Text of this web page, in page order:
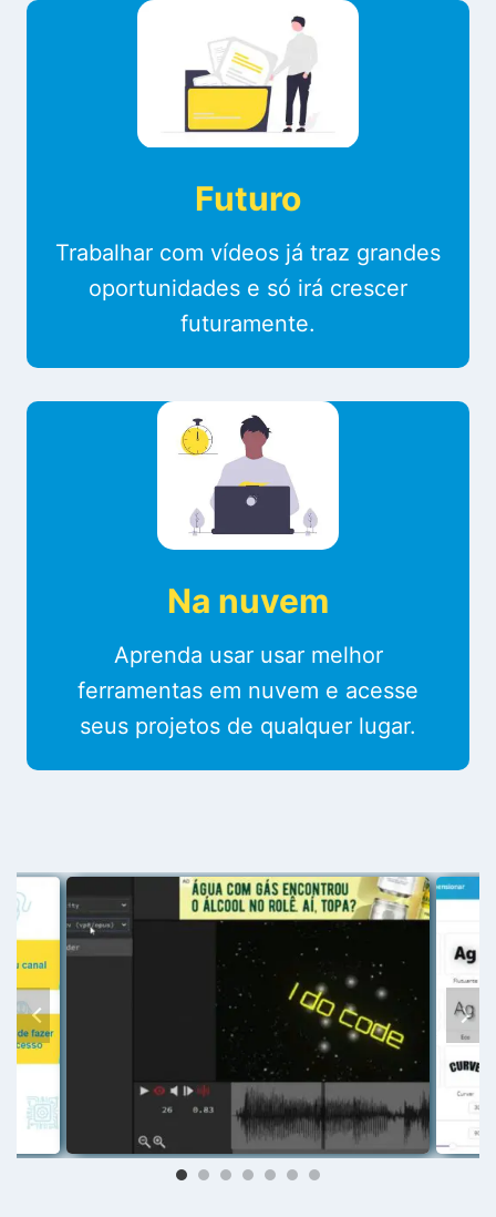
Futuro
Trabalhar com vídeos já traz grandes
oportunidades e só irá crescer
futuramente.
Na nuvem
Aprenda usar usar melhor
ferramentas em nuvem e acesse
seus projetos de qualquer lugar.